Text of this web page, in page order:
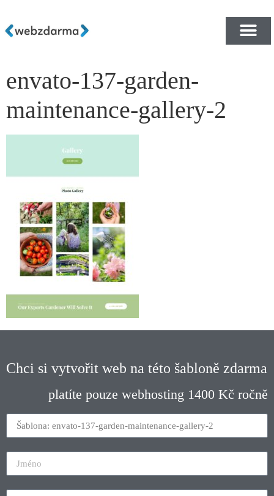
envato-137-garden-
maintenance-gallery-2
Chci si vytvořit web na této šabloně zdarma
platíte pouze webhosting 1400 Kč ročně